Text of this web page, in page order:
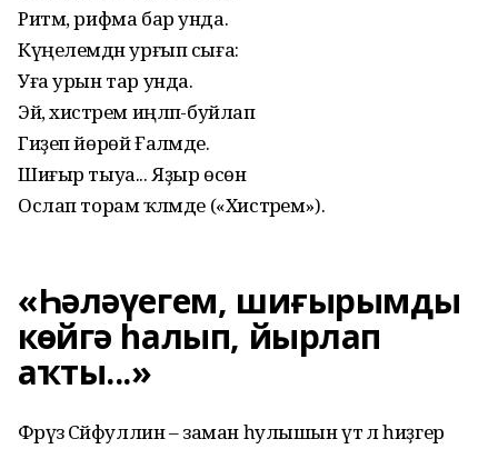
Ритм, рифма бар унда.
Күңелемдән урғып сыға:
Уға урын тар унда.
Эй, хистәрем иңләп-буйлап
Гиҙеп йөрөй Ғаләмде.
Шиғыр тыуа... Яҙыр өсөн
Ослап торам ҡәләмде («Хистәрем»).
«Һәләүегем, шиғырымды
көйгә һалып, йырлап
аҡты...»
Фәрүәз Сәйфуллин – заман һулышын үтә лә һиҙгер